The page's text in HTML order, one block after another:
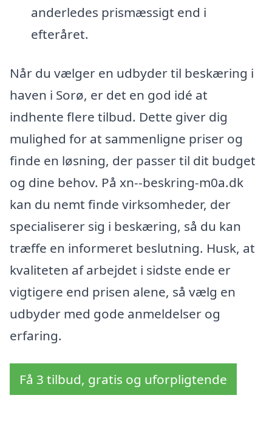
anderledes prismæssigt end i
efteråret.
Når du vælger en udbyder til beskæring i
haven i Sorø, er det en god idé at
indhente flere tilbud. Dette giver dig
mulighed for at sammenligne priser og
finde en løsning, der passer til dit budget
og dine behov. På xn--beskring-m0a.dk
kan du nemt finde virksomheder, der
specialiserer sig i beskæring, så du kan
træffe en informeret beslutning. Husk, at
kvaliteten af arbejdet i sidste ende er
vigtigere end prisen alene, så vælg en
udbyder med gode anmeldelser og
erfaring.
Få 3 tilbud, gratis og uforpligtende